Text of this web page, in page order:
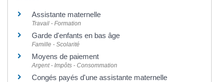
Assistante maternelle
Travail - Formation
Garde d'enfants en bas âge
Famille - Scolarité
Moyens de paiement
Argent - Impôts - Consommation
Congés payés d'une assistante maternelle